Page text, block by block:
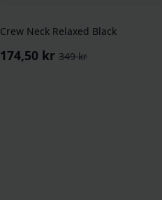
Crew Neck Relaxed Black
349kr
Opprinnelig
174,50 kr
Nåværende